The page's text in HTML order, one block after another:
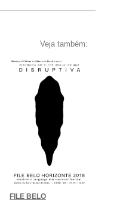
Veja também:
FILE BELO